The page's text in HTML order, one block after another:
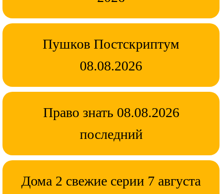
Пушков Постскриптум
08.08.2026
Право знать 08.08.2026
последний
Дома 2 свежие серии 7 августа